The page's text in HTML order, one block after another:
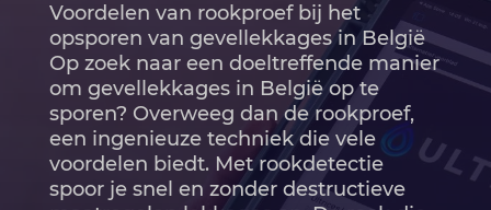
Voordelen van rookproef bij het
opsporen van gevellekkages in België
Op zoek naar een doeltreffende manier
om gevellekkages in België op te
sporen? Overweeg dan de rookproef,
een ingenieuze techniek die vele
voordelen biedt.​ Met rookdetectie
spoor je snel en zonder destructieve